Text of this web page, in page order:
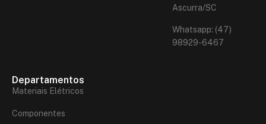
Ascurra/SC
Whatsapp: (47)
98929-6467
Departamentos
Materiais Elétricos
Componentes